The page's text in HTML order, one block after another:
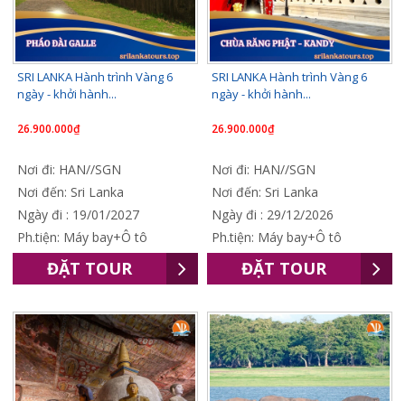
SRI LANKA Hành trình Vàng 6
ngày - khởi hành...
26.900.000₫
Nơi đi: HAN//SGN
Nơi đến: Sri Lanka
Ngày đi : 19/01/2027
Ph.tiện: Máy bay+Ô tô
ĐẶT TOUR
SRI LANKA Hành trình Vàng 6
ngày - khởi hành...
26.900.000₫
Nơi đi: HAN//SGN
Nơi đến: Sri Lanka
Ngày đi : 29/12/2026
Ph.tiện: Máy bay+Ô tô
ĐẶT TOUR